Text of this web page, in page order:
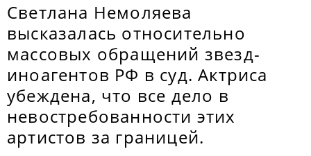
Светлана Немоляева
высказалась относительно
массовых обращений звезд-
иноагентов РФ в суд. Актриса
убеждена, что все дело в
невостребованности этих
артистов за границей.